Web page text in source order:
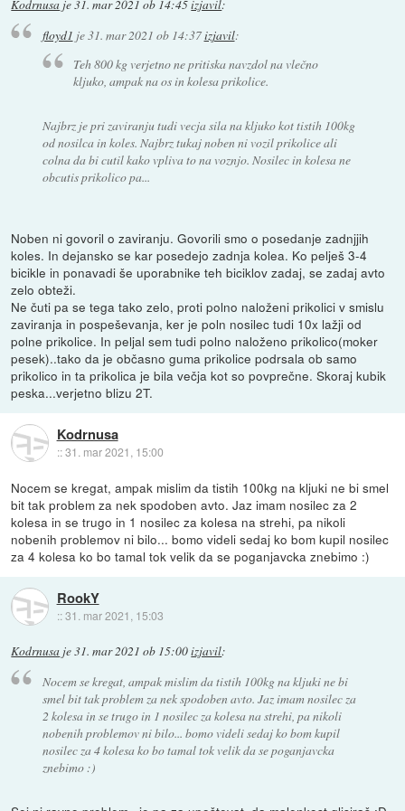
Kodrnusa je31. mar 2021 ob 14:45izjavil:
floyd1 je31. mar 2021 ob 14:37izjavil:
Teh 800 kg verjetno ne pritiska navzdol na vlečno
kljuko, ampak na os in kolesa prikolice.
Najbrz je pri zaviranju tudi vecja sila na kljuko kot tistih 100kg
od nosilca in koles. Najbrz tukaj noben ni vozil prikolice ali
colna da bi cutil kako vpliva to na voznjo. Nosilec in kolesa ne
obcutis prikolico pa...
Noben ni govoril o zaviranju. Govorili smo o posedanje zadnjjih
koles. In dejansko se kar posedejo zadnja kolea. Ko pelješ 3-4
bicikle in ponavadi še uporabnike teh biciklov zadaj, se zadaj avto
zelo obteži.
Ne čuti pa se tega tako zelo, proti polno naloženi prikolici v smislu
zaviranja in pospeševanja, ker je poln nosilec tudi 10x lažji od
polne prikolice. In peljal sem tudi polno naloženo prikolico(moker
pesek)..tako da je občasno guma prikolice podrsala ob samo
prikolico in ta prikolica je bila večja kot so povprečne. Skoraj kubik
peska...verjetno blizu 2T.
Kodrnusa
::31. mar 2021, 15:00
Nocem se kregat, ampak mislim da tistih 100kg na kljuki ne bi smel
bit tak problem za nek spodoben avto. Jaz imam nosilec za 2
kolesa in se trugo in 1 nosilec za kolesa na strehi, pa nikoli
nobenih problemov ni bilo... bomo videli sedaj ko bom kupil nosilec
za 4 kolesa ko bo tamal tok velik da se poganjavcka znebimo :)
RookY
::31. mar 2021, 15:03
Kodrnusa je31. mar 2021 ob 15:00izjavil:
Nocem se kregat, ampak mislim da tistih 100kg na kljuki ne bi
smel bit tak problem za nek spodoben avto. Jaz imam nosilec za
2 kolesa in se trugo in 1 nosilec za kolesa na strehi, pa nikoli
nobenih problemov ni bilo... bomo videli sedaj ko bom kupil
nosilec za 4 kolesa ko bo tamal tok velik da se poganjavcka
znebimo :)